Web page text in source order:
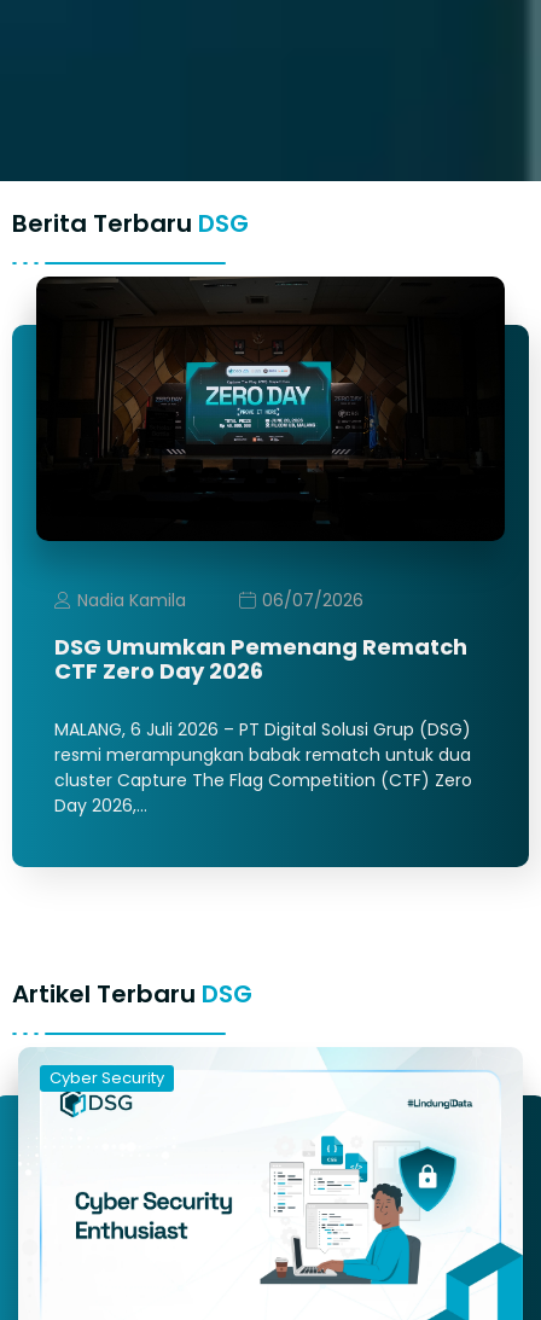
Berita Terbaru DSG
Nadia Kamila 06/07/2026
DSG Umumkan Pemenang Rematch
CTF Zero Day 2026
MALANG, 6 Juli 2026 – PT Digital Solusi Grup (DSG)
resmi merampungkan babak rematch untuk dua
cluster Capture The Flag Competition (CTF) Zero
Day 2026,…
Artikel Terbaru DSG
Cyber Security